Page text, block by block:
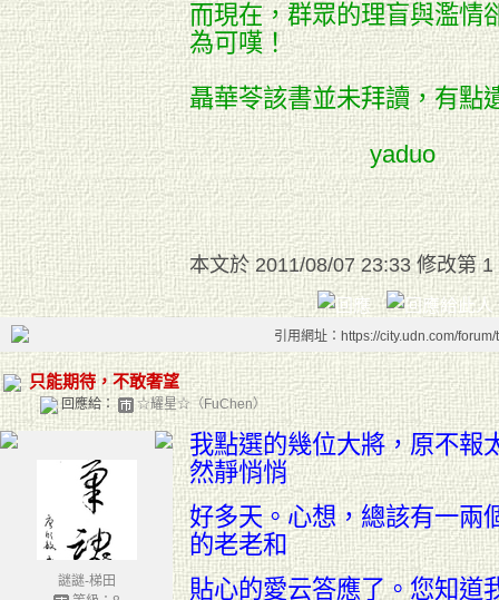
而現在，群眾的理盲與濫情
為可嘆！
聶華苓該書並未拜讀，有點
yaduo
本文於 2011/08/07 23:33 修改第 1
引用網址：https://city.udn.com/
只能期待，不敢奢望
回應給： ☆耀星☆（FuChen）
謎謎-梯田
我點選的幾位大將，原不報
然靜悄悄
好多天。心想，總該有一兩
的老老和
貼心的愛云答應了。您知道